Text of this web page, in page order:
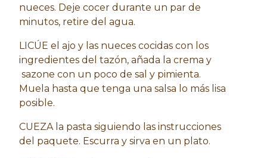
nueces. Deje cocer durante un par de
minutos, retire del agua.
LICÚE el ajo y las nueces cocidas con los
ingredientes del tazón, añada la crema y
sazone con un poco de sal y pimienta.
Muela hasta que tenga una salsa lo más lisa
posible.
CUEZA la pasta siguiendo las instrucciones
del paquete. Escurra y sirva en un plato.